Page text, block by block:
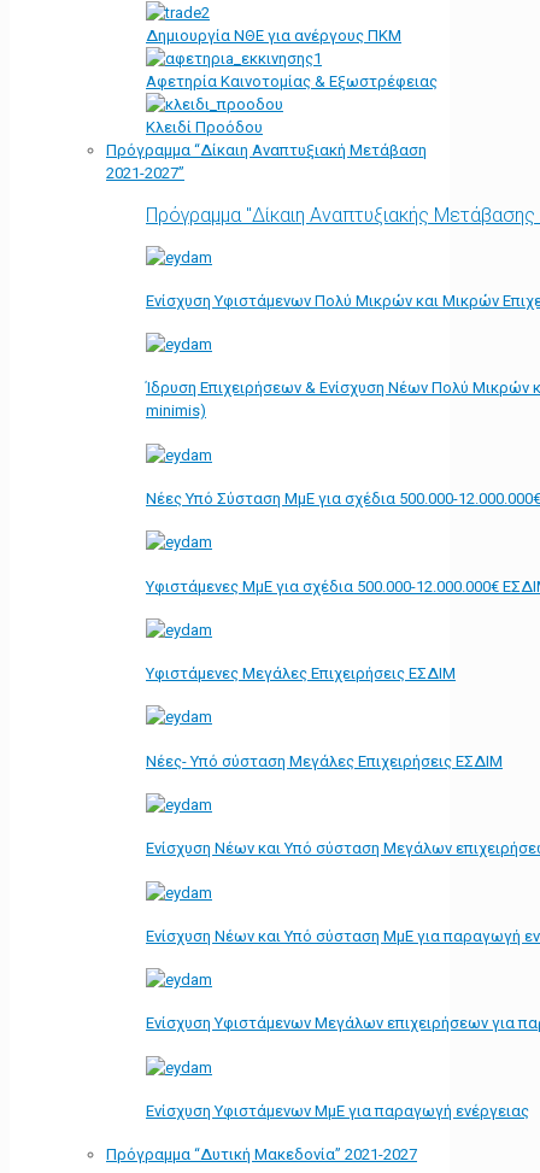
Δημιουργία ΝΘΕ για ανέργους ΠΚΜ
Αφετηρία Kαινοτομίας & Εξωστρέφειας
Κλειδί Προόδου
Πρόγραμμα “Δίκαιη Αναπτυξιακή Μετάβαση
2021-2027”
Πρόγραμμα "Δίκαιη Αναπτυξιακής
Ενίσχυση Υφιστάμενων Πολύ Μικρών και Μικρών
Ίδρυση Επιχειρήσεων & Ενίσχυση Νέων Πολύ Μικρών
minimis)
Νέες Υπό Σύσταση ΜμΕ για σχέδια 500.000-
Υφιστάμενες ΜμΕ για σχέδια 500.000-12.000.000€
Υφιστάμενες Μεγάλες Επιχειρήσεις ΕΣΔΙΜ
Νέες- Υπό σύσταση Μεγάλες Επιχειρήσεις ΕΣΔΙΜ
Ενίσχυση Νέων και Υπό σύσταση Μεγάλων
Ενίσχυση Νέων και Υπό σύσταση ΜμΕ για παραγωγή
Ενίσχυση Υφιστάμενων Μεγάλων επιχειρήσεων για
Ενίσχυση Υφιστάμενων ΜμΕ για παραγωγή ενέργειας
Πρόγραμμα “Δυτική Μακεδονία” 2021-2027